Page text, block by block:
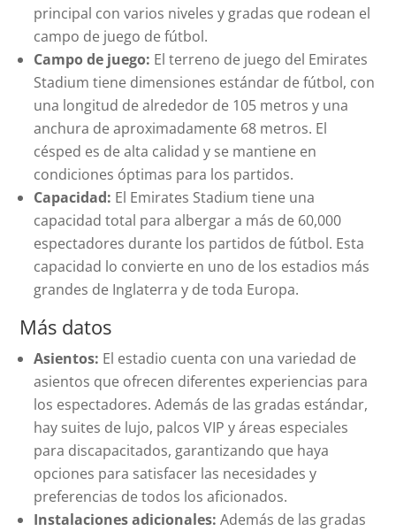
principal con varios niveles y gradas que rodean el
campo de juego de fútbol.
Campo de juego: El terreno de juego del Emirates
Stadium tiene dimensiones estándar de fútbol, con
una longitud de alrededor de 105 metros y una
anchura de aproximadamente 68 metros. El
césped es de alta calidad y se mantiene en
condiciones óptimas para los partidos.
Capacidad: El Emirates Stadium tiene una
capacidad total para albergar a más de 60,000
espectadores durante los partidos de fútbol. Esta
capacidad lo convierte en uno de los estadios más
grandes de Inglaterra y de toda Europa.
Más datos
Asientos: El estadio cuenta con una variedad de
asientos que ofrecen diferentes experiencias para
los espectadores. Además de las gradas estándar,
hay suites de lujo, palcos VIP y áreas especiales
para discapacitados, garantizando que haya
opciones para satisfacer las necesidades y
preferencias de todos los aficionados.
Instalaciones adicionales: Además de las gradas